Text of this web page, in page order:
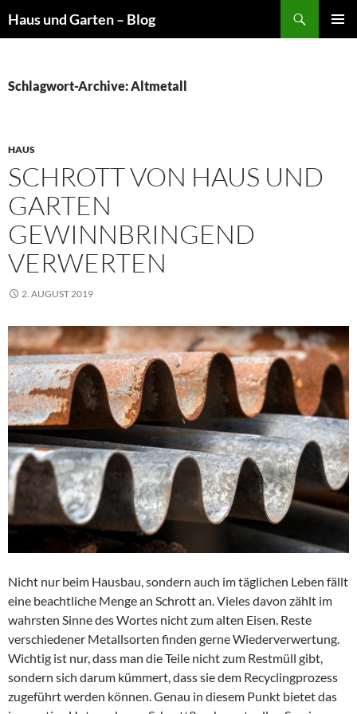
Haus und Garten – Blog
Schlagwort-Archive: Altmetall
HAUS
SCHROTT VON HAUS UND
GARTEN
GEWINNBRINGEND
VERWERTEN
2. AUGUST 2019
Nicht nur beim Hausbau, sondern auch im täglichen Leben fällt
eine beachtliche Menge an Schrott an. Vieles davon zählt im
wahrsten Sinne des Wortes nicht zum alten Eisen. Reste
verschiedener Metallsorten finden gerne Wiederverwertung.
Wichtig ist nur, dass man die Teile nicht zum Restmüll gibt,
sondern sich darum kümmert, dass sie dem Recyclingprozess
zugeführt werden können. Genau in diesem Punkt bietet das